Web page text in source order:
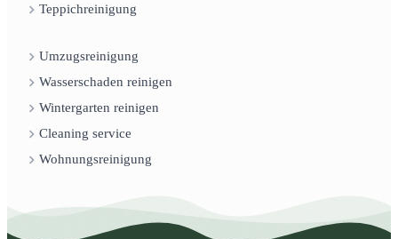
Teppichreinigung
Umzugsreinigung
Wasserschaden reinigen
Wintergarten reinigen
Cleaning service
Wohnungsreinigung